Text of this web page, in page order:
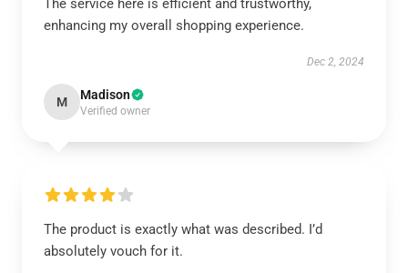
The service here is efficient and trustworthy,
enhancing my overall shopping experience.
Dec 2, 2024
M Madison
Verified owner
The product is exactly what was described. I’d
absolutely vouch for it.